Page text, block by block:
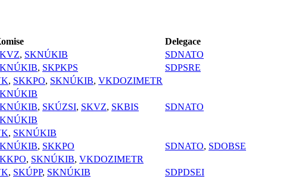
Delegace
, SKNÚKIB
SDNATO
, SKPKPS
SDPSRE
, SKKPO, SKNÚKIB, VKDOZIMETR
, SKÚZSI, SKVZ, SKBIS
SDNATO
, SKNÚKIB
, SKKPO SDNATO, SDOBSE
, SKNÚKIB, VKDOZIMETR
, SKÚPP, SKNÚKIB
SDPDSEI